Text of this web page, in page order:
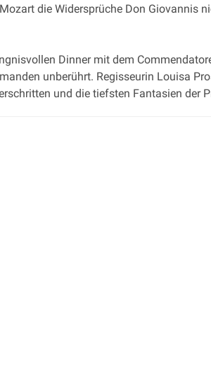
die Widersprüche Don Giovannis
Dinner mit dem
unberührt. Regisseurin Louisa
und die tiefsten Fantasien der